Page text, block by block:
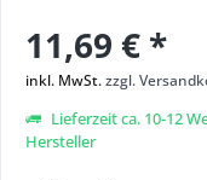
11,69 € *
inkl. MwSt.zzgl.
Lieferzeit ca. 10-12
Hersteller